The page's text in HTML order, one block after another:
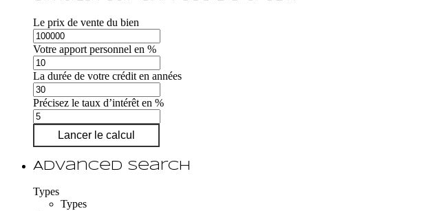
Le prix de vente du bien
Votre apport personnel en %
La durée de votre crédit en années
Précisez le taux d’intérêt en %
Lancer le calcul
Advanced Search
Types
Types